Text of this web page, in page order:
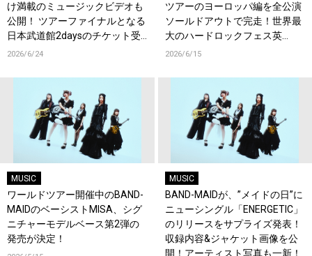
け満載のミュージックビデオも
公開！ ツアーファイナルとなる
日本武道館2daysのチケット受
付もスタート！
2026/6/24
ツアーのヨーロッパ編を全公演
ソールドアウトで完走！世界最
大のハードロックフェス英
『Download Festival』でも熱
2026/6/15
MUSIC
ワールドツアー開催中のBAND-
MAIDのベーシストMISA、シグ
ニチャーモデルベース第2弾の
発売が決定！
MUSIC
BAND-MAIDが、”メイドの日”に
ニューシングル「ENERGETIC」
のリリースをサプライズ発表！
収録内容&ジャケット画像を公
開！アーティスト写真も一新！